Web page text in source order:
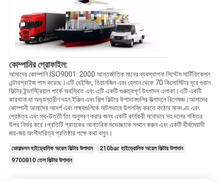
কোম্পানির প্রোফাইল:
আমাদের কোম্পানি ISO9001: 2000 আন্তর্জাতিক মানের ব্যবস্থাপনা সিস্টেম সার্টিফিকেশন
এন্টারপ্রাইজ পাস করেছে।এটি বেইজিং, তিয়ানজিন এবং হেলান থেকে 70 কিলোমিটার দূরে গুয়ান
ফিল্টার ইন্ডাস্ট্রিয়াল পার্কে অবস্থিত এবং এটি একটি গুরুত্বপূর্ণ উৎপাদন এলাকা।এটি একটি
কারখানা যা অভ্যন্তরীণ দহন ইঞ্জিন এবং শিল্প ফিল্টার উপাদানগুলির উত্পাদনে বিশেষজ্ঞ।আমাদের
কোম্পানী আমাদের আদর্শ এবং লক্ষ্যগুলিকে অটলভাবে উপলব্ধি করতে কঠোর মানদণ্ড এবং
শ্রেষ্ঠত্ব এবং স্ব-উত্তীর্ণতা অনুসরণ করার জন্য একটি কার্যকরী মনোভাব সহ দলের শক্তির
উপর নির্ভর করে।প্রতিটি গ্রাহকের আন্তরিক শুভেচ্ছাকে সম্মান করুন এবং একটি দীর্ঘমেয়াদী
জয়-জয় অংশীদারিত্ব প্রতিষ্ঠার পক্ষে কথা বলুন।
ডোনাল্ডসন হাইড্রোলিক অয়েল ফিল্টার উপাদান
210bar হাইড্রোলিক অয়েল ফিল্টার উপাদান
9700810 তেল ফিল্টার উপাদান